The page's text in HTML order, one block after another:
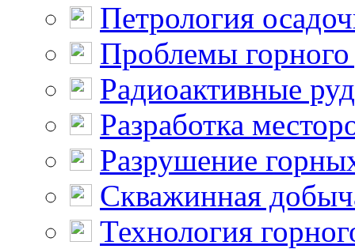
Петрология
Проблемы горного
Радиоактивные
Разработка
Разрушение
Скважинная
Технология